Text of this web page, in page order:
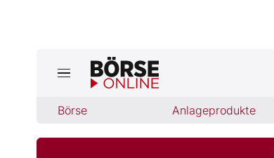
Börse Anlageprodukte
Börse